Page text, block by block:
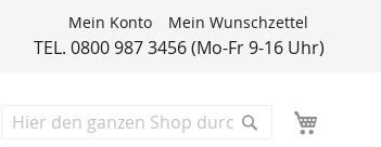
Mein Konto Mein Wunschzettel
TEL. 0800 987 3456 (Mo-Fr 9-16 Uhr)
Suche